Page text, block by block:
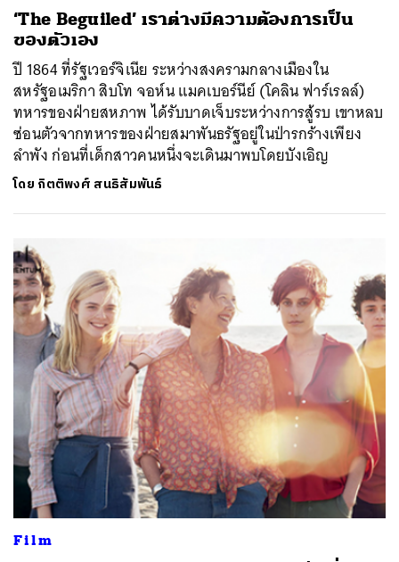
‘The Beguiled’ เราต่างมีความต้องการเป็น
ของตัวเอง
ปี 1864 ที่รัฐเวอร์จิเนีย ระหว่างสงครามกลางเมืองใน
สหรัฐอเมริกา สิบโท จอห์น แมคเบอร์นีย์ (โคลิน ฟาร์เรลล์)
ทหารของฝ่ายสหภาพ ได้รับบาดเจ็บระหว่างการสู้รบ เขาหลบ
ซ่อนตัวจากทหารของฝ่ายสมาพันธรัฐอยู่ในป่ารกร้างเพียง
ลำพัง ก่อนที่เด็กสาวคนหนึ่งจะเดินมาพบโดยบังเอิญ
โดย กิตติพงศ์ สนธิสัมพันธ์
Film